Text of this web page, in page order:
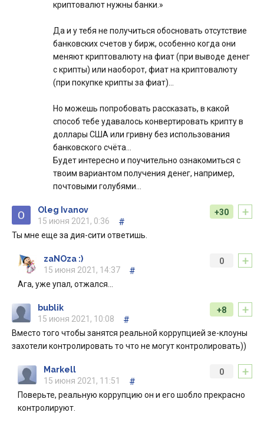
криптовалют нужны банки.»
Да и у тебя не получиться обосновать отсутствие
банковских счетов у бирж, особенно когда они
меняют криптовалюту на фиат (при выводе денег
с крипты) или наоборот, фиат на криптовалюту
(при покупке крипты за фиат)…
Но можешь попробовать рассказать, в какой
способ тебе удавалось конвертировать крипту в
доллары США или гривну без использования
банковского счёта…
Будет интересно и поучительно ознакомиться с
твоим вариантом получения денег, например,
почтовыми голубями…
+
+30
Oleg Ivanov
15 июня 2021, 0:36
#
Ты мне еще за дия-сити ответишь.
+
0
zaNOza :)
15 июня 2021, 14:37
#
Ага, уже упал, отжался…
+
+8
bublik
15 июня 2021, 10:08
#
Вместо того чтобы занятся реальной коррупцией зе-клоуны
захотели контролировать то что не могут контролировать))
+
0
Markell
15 июня 2021, 11:51
#
Поверьте, реальную коррупцию он и его шобло прекрасно
контролируют.